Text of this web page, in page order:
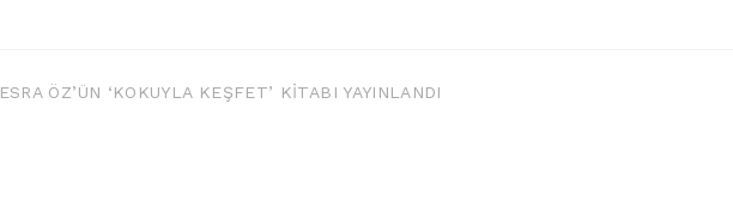
ESRA ÖZ’ÜN ‘KOKUYLA KEŞFET’ KİTABI YAYINLANDI